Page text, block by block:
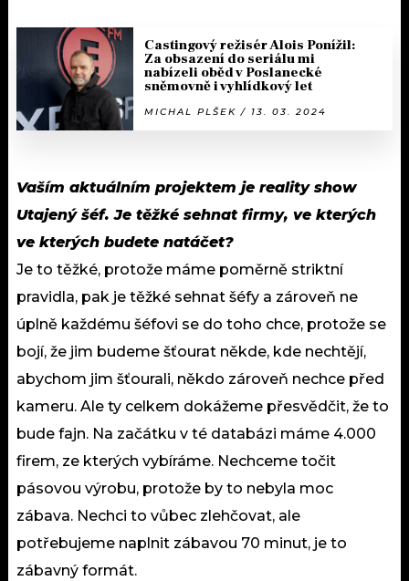
Castingový režisér Alois Ponížil:
Za obsazení do seriálu mi
nabízeli oběd v Poslanecké
sněmovně i vyhlídkový let
MICHAL PLŠEK / 13. 03. 2024
Vaším aktuálním projektem je reality show
Utajený šéf. Je těžké sehnat firmy, ve kterých
ve kterých budete natáčet?
Je to těžké, protože máme poměrně striktní
pravidla, pak je těžké sehnat šéfy a zároveň ne
úplně každému šéfovi se do toho chce, protože se
bojí, že jim budeme šťourat někde, kde nechtějí,
abychom jim šťourali, někdo zároveň nechce před
kameru. Ale ty celkem dokážeme přesvědčit, že to
bude fajn. Na začátku v té databázi máme 4.000
firem, ze kterých vybíráme. Nechceme točit
pásovou výrobu, protože by to nebyla moc
zábava. Nechci to vůbec zlehčovat, ale
potřebujeme naplnit zábavou 70 minut, je to
zábavný formát.